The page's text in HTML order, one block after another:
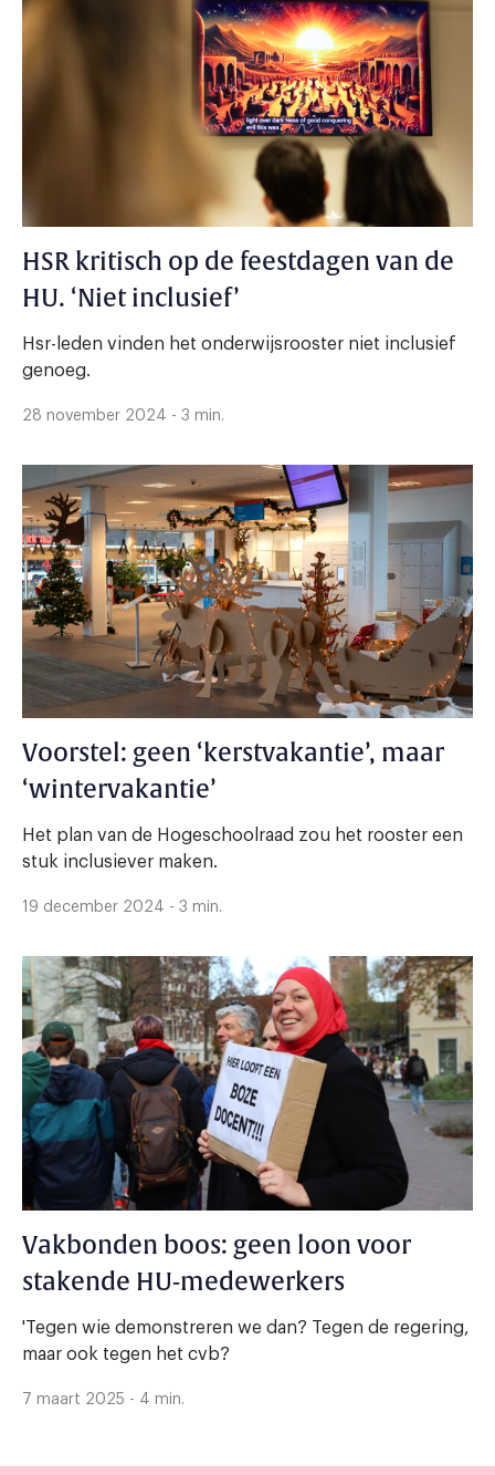
HSR kritisch op de feestdagen van de
HU. ‘Niet inclusief’
Hsr-leden vinden het onderwijsrooster niet inclusief
genoeg.
28 november 2024 - 3 min.
Voorstel: geen ‘kerstvakantie’, maar
‘wintervakantie’
Het plan van de Hogeschoolraad zou het rooster een
stuk inclusiever maken.
19 december 2024 - 3 min.
Vakbonden boos: geen loon voor
stakende HU-medewerkers
'Tegen wie demonstreren we dan? Tegen de regering,
maar ook tegen het cvb?
7 maart 2025 - 4 min.